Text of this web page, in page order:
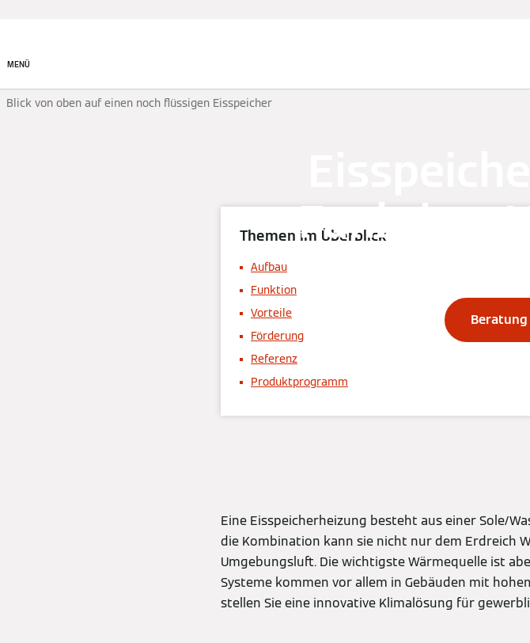
MENÜ
Funktion,
Blick von oben auf einen noch flüssigen Eisspeicher
Themen im Überblick
Aufbau
Funktion
Vorteile
Förderung
Referenz
Produktprogramm
Eine Eisspeicherheizung besteht aus einer Sole/
die Kombination kann sie nicht nur dem Erdreich
Umgebungsluft. Die wichtigste Wärmequelle ist
Systeme kommen vor allem in Gebäuden mit
stellen Sie eine innovative Klimalösung für